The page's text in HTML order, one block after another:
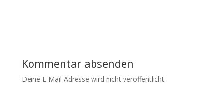
Kommentar absenden
Deine E-Mail-Adresse wird nicht veröffentlicht.